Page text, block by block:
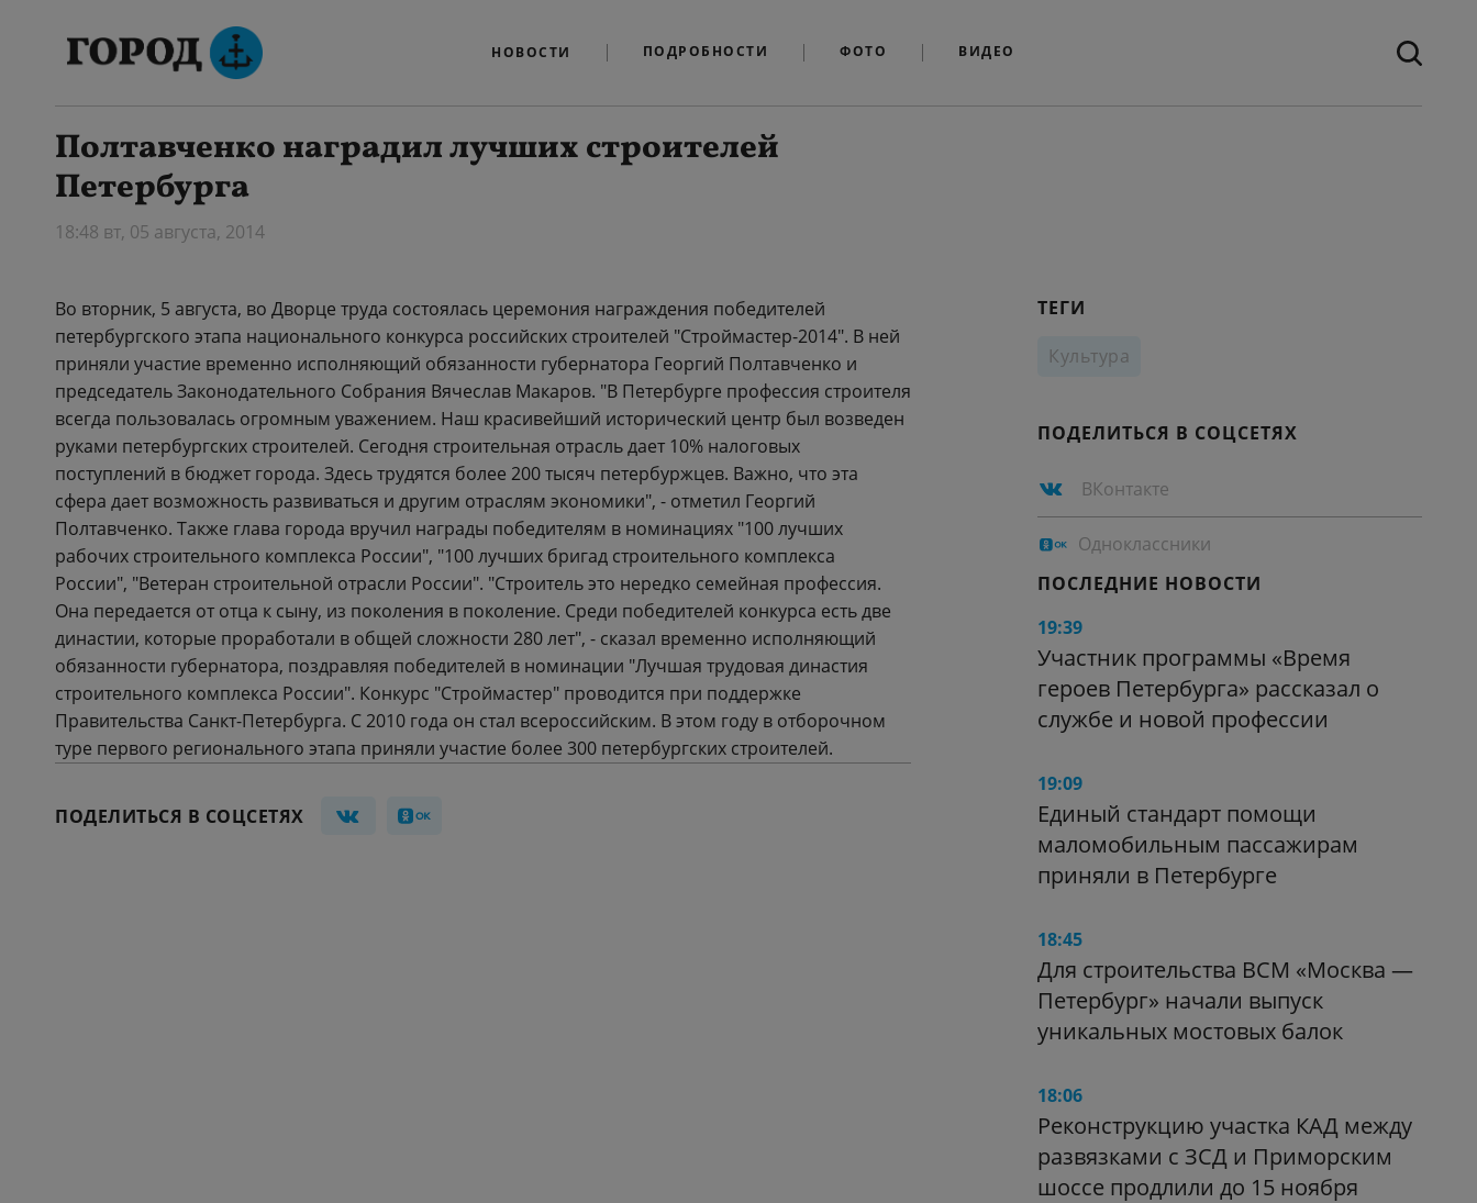
НОВОСТИ ПОДРОБНОСТИ ФОТО ВИДЕО
Полтавченко наградил лучших строителей
Петербурга
18:48 вт, 05 августа, 2014
Во вторник, 5 августа, во Дворце труда состоялась церемония награждения победителей
петербургского этапа национального конкурса российских строителей "Строймастер-2014". В ней
приняли участие временно исполняющий обязанности губернатора Георгий Полтавченко и
председатель Законодательного Собрания Вячеслав Макаров. "В Петербурге профессия строителя
всегда пользовалась огромным уважением. Наш красивейший исторический центр был возведен
руками петербургских строителей. Сегодня строительная отрасль дает 10% налоговых
поступлений в бюджет города. Здесь трудятся более 200 тысяч петербуржцев. Важно, что эта
сфера дает возможность развиваться и другим отраслям экономики", - отметил Георгий
Полтавченко. Также глава города вручил награды победителям в номинациях "100 лучших
рабочих строительного комплекса России", "100 лучших бригад строительного комплекса
России", "Ветеран строительной отрасли России". "Строитель это нередко семейная профессия.
Она передается от отца к сыну, из поколения в поколение. Среди победителей конкурса есть две
династии, которые проработали в общей сложности 280 лет", - сказал временно исполняющий
обязанности губернатора, поздравляя победителей в номинации "Лучшая трудовая династия
строительного комплекса России". Конкурс "Строймастер" проводится при поддержке
Правительства Санкт-Петербурга. С 2010 года он стал всероссийским. В этом году в отборочном
туре первого регионального этапа приняли участие более 300 петербургских строителей.
ПОДЕЛИТЬСЯ В СОЦСЕТЯХ
ТЕГИ
Культура
ПОДЕЛИТЬСЯ В СОЦСЕТЯХ
ВКонтакте
Одноклассники
ПОСЛЕДНИЕ НОВОСТИ
19:39
Участник программы «Время
героев Петербурга» рассказал о
службе и новой профессии
19:09
Единый стандарт помощи
маломобильным пассажирам
приняли в Петербурге
18:45
Для строительства ВСМ «Москва —
Петербург» начали выпуск
уникальных мостовых балок
18:06
Реконструкцию участка КАД между
развязками с ЗСД и Приморским
шоссе продлили до 15 ноября